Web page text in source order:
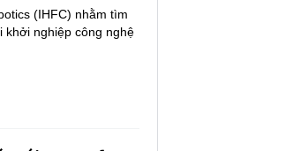
(IHFC) nhằm tìm
khởi nghiệp công nghệ